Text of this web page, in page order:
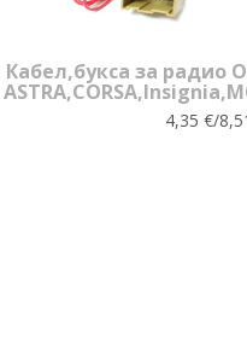
Кабел,букса за радио
4,35 €/